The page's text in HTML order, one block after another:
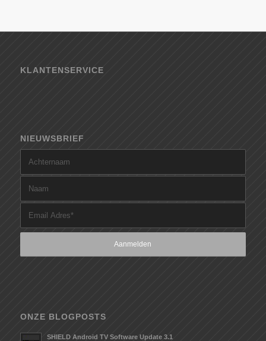
KLANTENSERVICE
NIEUWSBRIEF
ONZE BLOGPOSTS
SHIELD Android TV Software Update 3.1